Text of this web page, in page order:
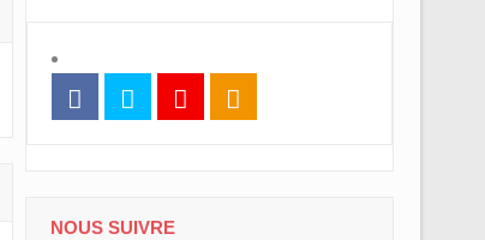
NOUS SUIVRE